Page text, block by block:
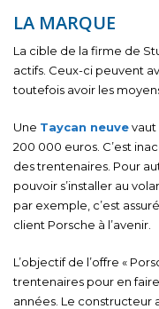
LA MARQUE
La cible de la firme de
actifs. Ceux-ci peuvent
toutefois avoir les
Une Taycan neuve
200 000 euros. C’est
des trentenaires. Pour
pouvoir s’installer au
par exemple, c’est
client Porsche à l’avenir.
L’objectif de l’offre «
trentenaires pour en
années. Le constructeur